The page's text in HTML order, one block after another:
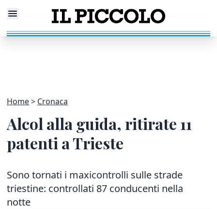
Home Cronaca
Alcol alla guida, ritirate 11
patenti a Trieste
Sono tornati i maxicontrolli sulle strade
triestine: controllati 87 conducenti nella
notte